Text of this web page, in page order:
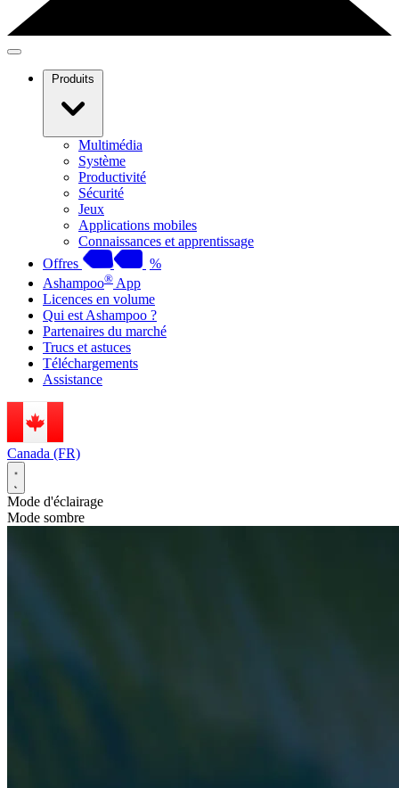
Produits
Multimédia
Système
Productivité
Sécurité
Jeux
Applications mobiles
Connaissances et apprentissage
Offres
%
Ashampoo® App
Licences en volume
Qui est Ashampoo ?
Partenaires du marché
Trucs et astuces
Téléchargements
Assistance
Canada (FR)
Mode d'éclairage
Mode sombre